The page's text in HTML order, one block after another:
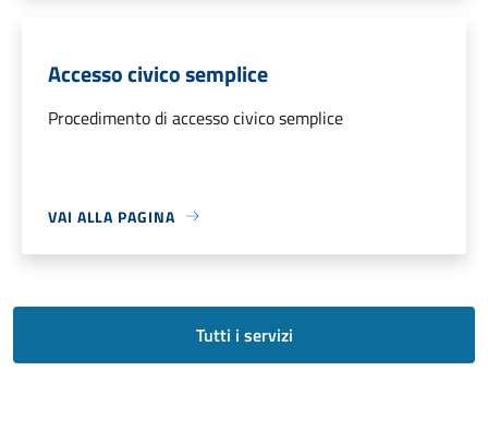
Accesso civico semplice
Procedimento di accesso civico semplice
VAI ALLA PAGINA
Tutti i servizi